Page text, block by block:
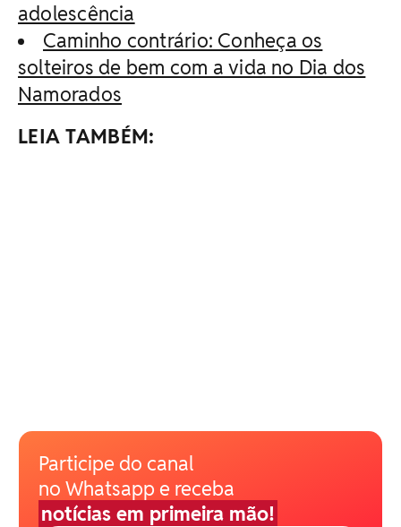
adolescência
Caminho contrário: Conheça os
solteiros de bem com a vida no Dia dos
Namorados
LEIA TAMBÉM:
Participe do canal
no Whatsapp e receba
notícias em primeira mão!